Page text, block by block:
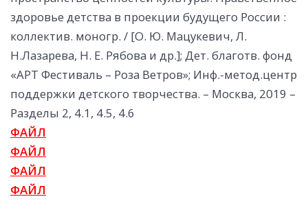
здоровье детства в проекции будущего России :
коллектив. моногр. / [О. Ю. Мацукевич, Л.
Н.Лазарева, Н. Е. Рябова и др.]; Дет. благотв. фонд
«АРТ Фестиваль – Роза Ветров»; Инф.-метод.центр
поддержки детского творчества. – Москва, 2019 –
Разделы 2, 4.1, 4.5, 4.6
ФАЙЛ
ФАЙЛ
ФАЙЛ
ФАЙЛ